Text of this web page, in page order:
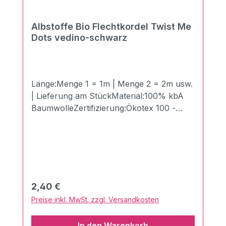
Albstoffe Bio Flechtkordel Twist Me
Dots vedino-schwarz
Länge:Menge 1 = 1m | Menge 2 = 2m usw.
| Lieferung am StückMaterial:100% kbA
BaumwolleZertifizierung:Ökotex 100 -
Lauf lassen und deinem nächsten
Nähprojekt das gewisse Etwas verleihen!
Perfekt kombinierbar mit anderen
Produkten aus dem Hause Albstoffe.Sie
Regulärer Preis:
2,40 €
Preise inkl. MwSt. zzgl. Versandkosten